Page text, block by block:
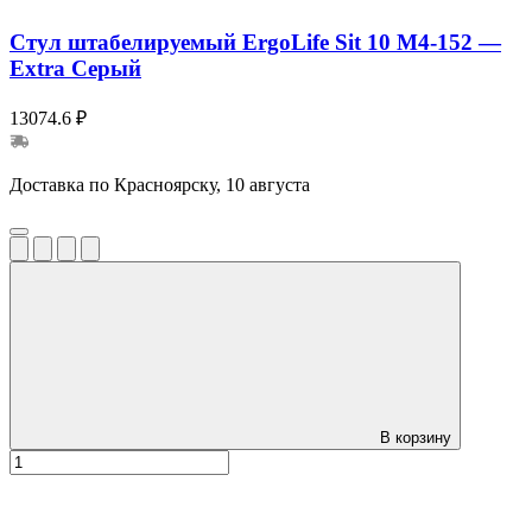
Стул штабелируемый ErgoLife Sit 10 M4-152 —
Extra Серый
13074.6 ₽
Доставка по Красноярску, 10 августа
В корзину